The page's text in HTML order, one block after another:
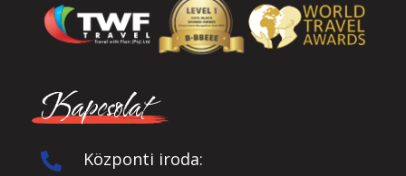
Kapcsolat
 Központi iroda: